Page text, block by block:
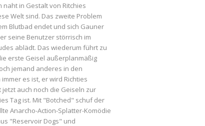
in Gestalt von Ritchies
Welt sind. Das zweite Problem
Blutbad endet und sich Gauner
seine Benutzer störrisch im
ablädt. Das wiederum führt zu
erste Geisel außerplanmäßig
jemand anderes in den
es ist, er wird Richties
auch noch die Geiseln zur
Tag ist. Mit "Botched" schuf der
Anarcho-Action-Splatter-Komödie
"Reservoir Dogs" und